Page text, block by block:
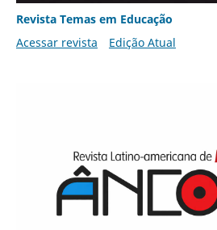
Revista Temas em Educação
Acessar revista
Edição Atual